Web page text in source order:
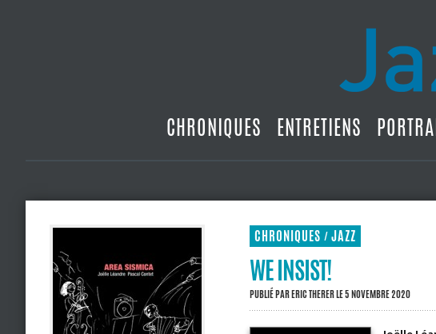
CHRONIQUES ENTRETIENS
CHRONIQUES / JAZZ
WE INSIST!
PUBLIÉ PARERIC THERERLE 5 NOVEMBRE 2020